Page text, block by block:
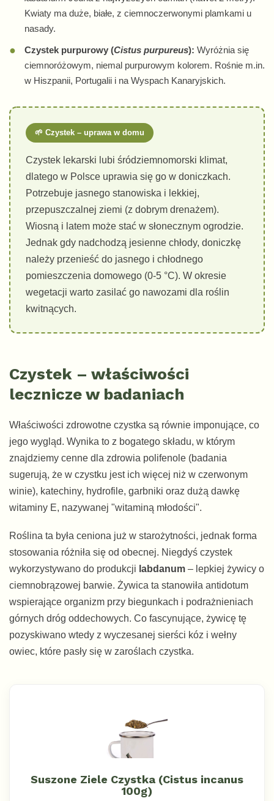
Kwiaty ma duże, białe, z ciemnoczerwonymi plamkami u
nasady.
Czystek purpurowy (Cistus purpureus): Wyróżnia się
ciemnoróżowym, niemal purpurowym kolorem. Rośnie m.in.
w Hiszpanii, Portugalii i na Wyspach Kanaryjskich.
🌱 Czystek – uprawa w domu
Czystek lekarski lubi śródziemnomorski klimat,
dlatego w Polsce uprawia się go w doniczkach.
Potrzebuje jasnego stanowiska i lekkiej,
przepuszczalnej ziemi (z dobrym drenażem).
Wiosną i latem może stać w słonecznym ogrodzie.
Jednak gdy nadchodzą jesienne chłody, doniczkę
należy przenieść do jasnego i chłodnego
pomieszczenia domowego (0-5 °C). W okresie
wegetacji warto zasilać go nawozami dla roślin
kwitnących.
Czystek – właściwości
lecznicze w badaniach
Właściwości zdrowotne czystka są równie imponujące, co
jego wygląd. Wynika to z bogatego składu, w którym
znajdziemy cenne dla zdrowia polifenole (badania
sugerują, że w czystku jest ich więcej niż w czerwonym
winie), katechiny, hydrofile, garbniki oraz dużą dawkę
witaminy E, nazywanej "witaminą młodości".
Roślina ta była ceniona już w starożytności, jednak forma
stosowania różniła się od obecnej. Niegdyś czystek
wykorzystywano do produkcji labdanum – lepkiej żywicy o
ciemnobrązowej barwie. Żywica ta stanowiła antidotum
wspierające organizm przy biegunkach i podrażnieniach
górnych dróg oddechowych. Co fascynujące, żywicę tę
pozyskiwano wtedy z wyczesanej sierści kóz i wełny
owiec, które pasły się w zaroślach czystka.
Suszone Ziele Czystka (Cistus incanus
100g)